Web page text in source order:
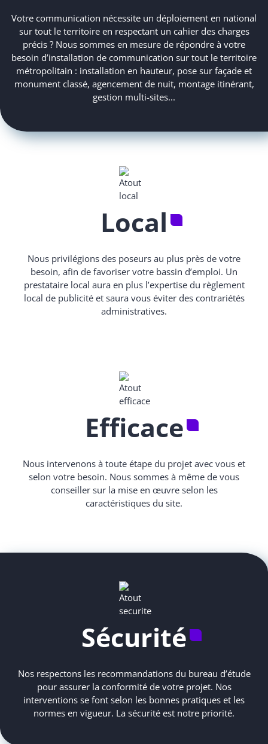
Votre communication nécessite un déploiement en national
sur tout le territoire en respectant un cahier des charges
précis ? Nous sommes en mesure de répondre à votre
besoin d’installation de communication sur tout le territoire
métropolitain : installation en hauteur, pose sur façade et
monument classé, agencement de nuit, montage itinérant,
gestion multi-sites...
Local
Nous privilégions des poseurs au plus près de votre
besoin, afin de favoriser votre bassin d’emploi. Un
prestataire local aura en plus l’expertise du règlement
local de publicité et saura vous éviter des contrariétés
administratives.
Efficace
Nous intervenons à toute étape du projet avec vous et
selon votre besoin. Nous sommes à même de vous
conseiller sur la mise en œuvre selon les
caractéristiques du site.
Sécurité
Nos respectons les recommandations du bureau d’étude
pour assurer la conformité de votre projet. Nos
interventions se font selon les bonnes pratiques et les
normes en vigueur. La sécurité est notre priorité.